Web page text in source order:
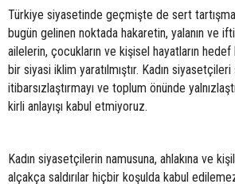
Türkiye siyasetinde geçmişte de sert
bugün gelinen noktada hakaretin, yalanın ve
ailelerin, çocukların ve kişisel hayatların
bir siyasi iklim yaratılmıştır. Kadın siyasetçileri
itibarsızlaştırmayı ve toplum önünde
kirli anlayışı kabul etmiyoruz.
Kadın siyasetçilerin namusuna, ahlakına ve
alçakça saldırılar hiçbir koşulda kabul